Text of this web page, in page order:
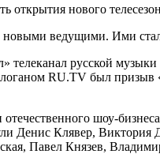
ведущими. Ими
телеканал русской
RU.TV был
отечественного шоу-
Денис Клявер,
Павел Князев,